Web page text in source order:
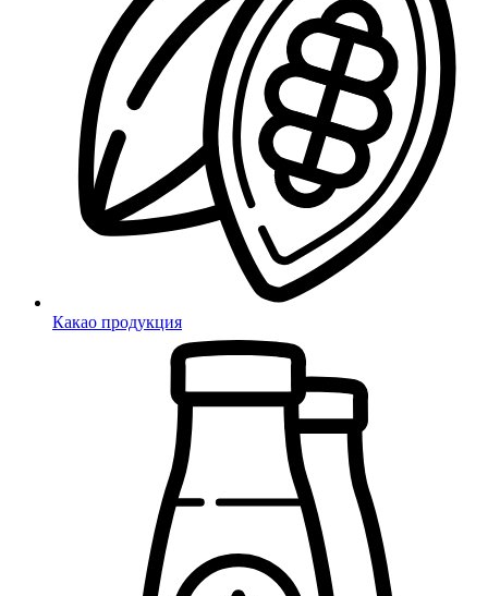
Какао продукция